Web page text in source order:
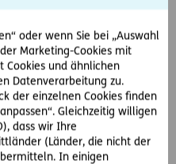
oder wenn Sie bei „Auswahl
Marketing-Cookies mit
Cookies und ähnlichen
Datenverarbeitung zu.
der einzelnen Cookies finden
Gleichzeitig willigen
dass wir Ihre
(Länder, die nicht der
In einigen
Inhalte
Standards in
überprüft und bei